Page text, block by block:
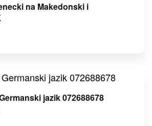
na Makedonski i
jazik 072688678